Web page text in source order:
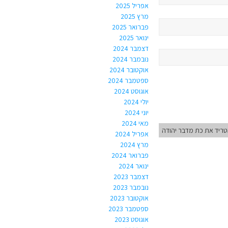
את כת מדבר יהודה
אפריל 2025
מרץ 2025
פברואר 2025
ינואר 2025
דצמבר 2024
נובמבר 2024
אוקטובר 2024
ספטמבר 2024
אוגוסט 2024
יולי 2024
יוני 2024
מאי 2024
אפריל 2024
מרץ 2024
פברואר 2024
ינואר 2024
דצמבר 2023
נובמבר 2023
אוקטובר 2023
ספטמבר 2023
אוגוסט 2023